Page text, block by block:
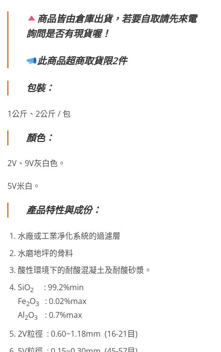
商品皆由倉庫出貨，若要自取請先來電
詢問是否有現貨喔！
此商品超商取貨限2件
包裝：
1公斤、2公斤 / 包
顏色：
2V、9V灰白色。
5V米白 。
產品特性與成份：
水廠或工業凈化系統的過濾層
水磨地坪的骨料
酸性環境下的耐酸混凝土及耐酸砂漿。
SiO2 : 99.2%min
Fe2O3 : 0.02%max
Al2O3 : 0.7%max
2V粒徑 : 0.60~1.18mm (16-21目)